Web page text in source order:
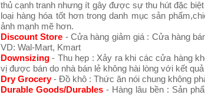
thủ cạnh tranh nhưng ít gây được sự thu hút đặc
loại hàng hóa tốt hơn trong danh mục sản
ảnh mạnh mẽ hơn.
Discount Store - Cửa hàng giảm giá : Cửa hàng
VD: Wal-Mart, Kmart
Downsizing - Thu hẹp : Xảy ra khi các cửa hàng
vị được bán do nhà bán lẻ không hài lòng với kết
Dry Grocery- Đồ khô : Thức ăn nói chung không
Durable Goods/Durables - Hàng lâu bền : Sản